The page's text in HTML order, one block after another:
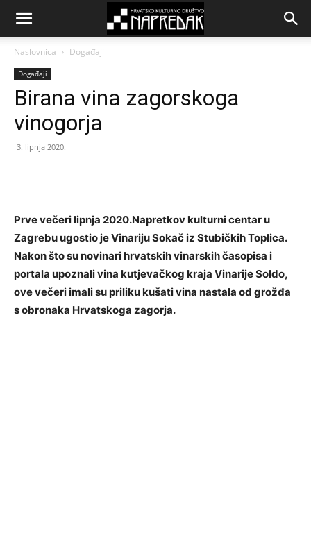
Naslovnica Događaji
Događaji
Birana vina zagorskoga
vinogorja
3. lipnja 2020.
Prve večeri lipnja 2020.Napretkov kulturni centar u
Zagrebu ugostio je Vinariju Sokač iz Stubičkih Toplica.
Nakon što su novinari hrvatskih vinarskih časopisa i
portala upoznali vina kutjevačkog kraja Vinarije Soldo,
ove večeri imali su priliku kušati vina nastala od grožđa
s obronaka Hrvatskoga zagorja.